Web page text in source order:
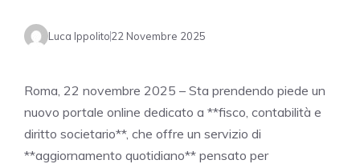
Luca Ippolito22 Novembre 2025
Roma, 22 novembre 2025 – Sta prendendo piede un
nuovo portale online dedicato a **fisco, contabilità e
diritto societario**, che offre un servizio di
**aggiornamento quotidiano** pensato per